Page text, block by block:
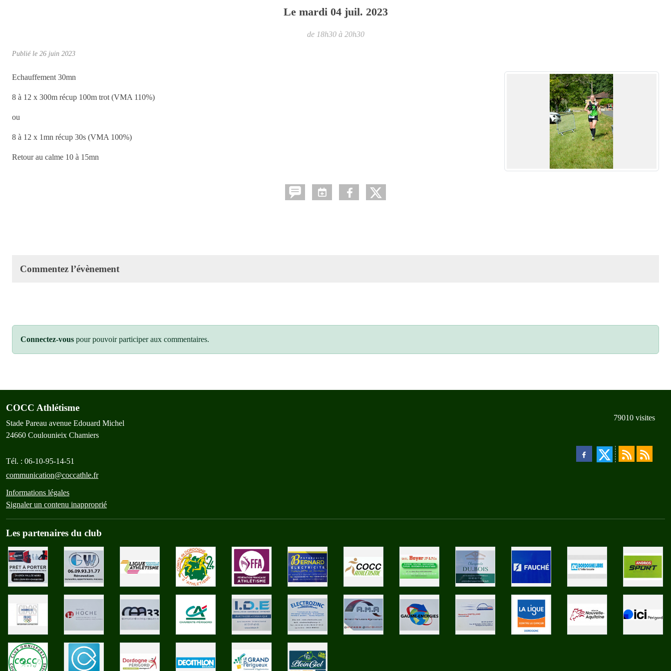
Le mardi 04 juil. 2023
de 18h30 à 20h30
Publié le 26 juin 2023
Echauffement 30mn
8 à 12 x 300m récup 100m trot (VMA 110%)
ou
8 à 12 x 1mn récup 30s (VMA 100%)
Retour au calme 10 à 15mn
Commentez l’évènement
Connectez-vous pour pouvoir participer aux commentaires.
COCC Athlétisme
Stade Pareau avenue Edouard Michel
24660 Coulounieix Chamiers
Tél. : 06-10-95-14-51
communication@coccathle.fr
Informations légales
Signaler un contenu inapproprié
79010 visites
Les partenaires du club